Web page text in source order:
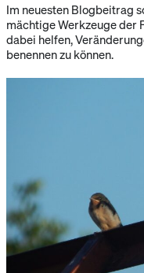
Im neuesten Blogbeitrag
mächtige Werkzeuge der
dabei helfen,
benennen zu können.